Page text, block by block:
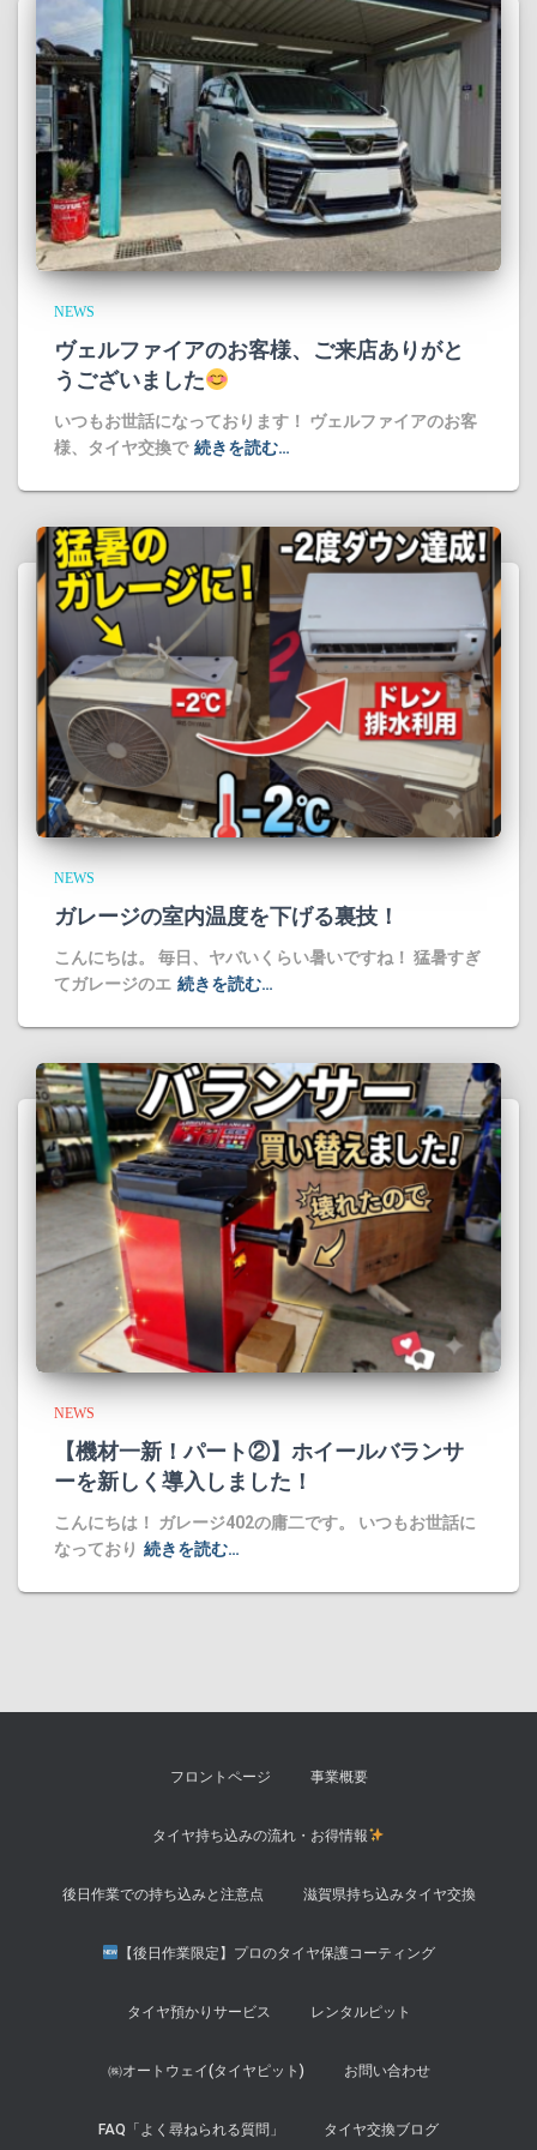
NEWS
ヴェルファイアのお客様、ご来店ありがと
うございました
​いつもお世話になっております！ ヴェルファイアのお客
様、タイヤ交換で 続きを読む…
NEWS
ガレージの室内温度を下げる裏技！
​こんにちは。 毎日、ヤバいくらい暑いですね！ 猛暑すぎ
てガレージのエ 続きを読む…
NEWS
​【機材一新！パート②】ホイールバランサ
ーを新しく導入しました！
​こんにちは！ ガレージ402の庸二です。 ​いつもお世話に
なっており 続きを読む…
フロントページ 事業概要
タイヤ持ち込みの流れ・お得情報
後日作業での持ち込みと注意点 滋賀県持ち込みタイヤ交換
【後日作業限定】プロのタイヤ保護コーティング
タイヤ預かりサービス レンタルピット
㈱オートウェイ(タイヤピット) お問い合わせ
FAQ「よく尋ねられる質問」 タイヤ交換ブログ